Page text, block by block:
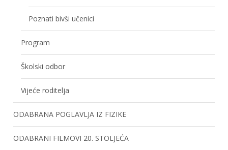
Poznati bivši učenici
Program
Školski odbor
Vijeće roditelja
ODABRANA POGLAVLJA IZ FIZIKE
ODABRANI FILMOVI 20. STOLJEĆA